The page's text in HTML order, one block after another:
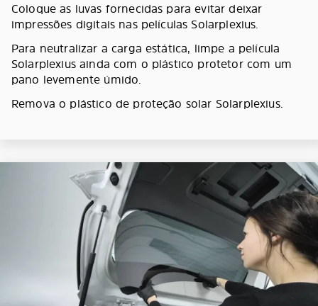
Coloque as luvas fornecidas para evitar deixar
impressões digitais nas películas Solarplexius.
Para neutralizar a carga estática, limpe a película
Solarplexius ainda com o plástico protetor com um
pano levemente úmido.
Remova o plástico de proteção solar Solarplexius.